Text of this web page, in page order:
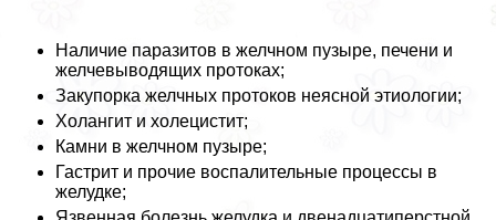
Наличие паразитов в желчном пузыре, печени и
желчевыводящих протоках;
Закупорка желчных протоков неясной этиологии;
Холангит и холецистит;
Камни в желчном пузыре;
Гастрит и прочие воспалительные процессы в
желудке;